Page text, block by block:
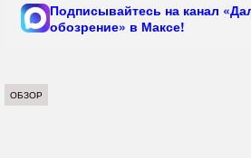
Подписывайтесь на канал
обозрение» в Максе!
ОБЗОР